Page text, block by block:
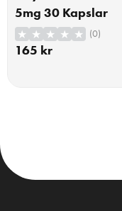
5mg 30 Kapslar
(0)
165 kr